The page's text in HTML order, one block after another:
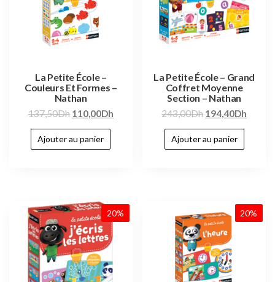
La Petite École –
Couleurs Et Formes –
Nathan
137,50Dh 110,00Dh
Ajouter au panier
La Petite École – Grand
Coffret Moyenne
Section – Nathan
243,00Dh 194,40Dh
Ajouter au panier
20% 20%